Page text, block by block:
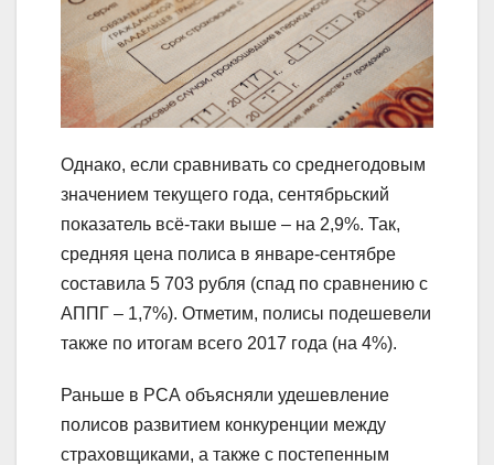
Однако, если сравнивать со среднегодовым
значением текущего года, сентябрьский
показатель всё-таки выше – на 2,9%. Так,
средняя цена полиса в январе-сентябре
составила 5 703 рубля (спад по сравнению с
АППГ – 1,7%). Отметим, полисы подешевели
также по итогам всего 2017 года (на 4%).
Раньше в РСА объясняли удешевление
полисов развитием конкуренции между
страховщиками, а также с постепенным